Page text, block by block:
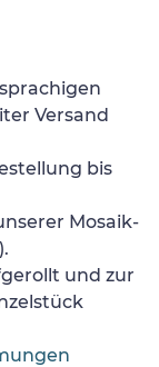
Versand
bis
Mosaik-
und zur